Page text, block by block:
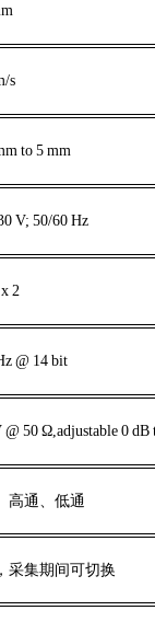
s
to 5 mm
V; 50/60 Hz
x 2
@ 14 bit
@ 50 Ω,adjustable 0 dB
高通、低通
采集期间可切换